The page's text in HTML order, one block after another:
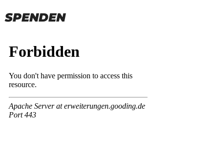
SPENDEN